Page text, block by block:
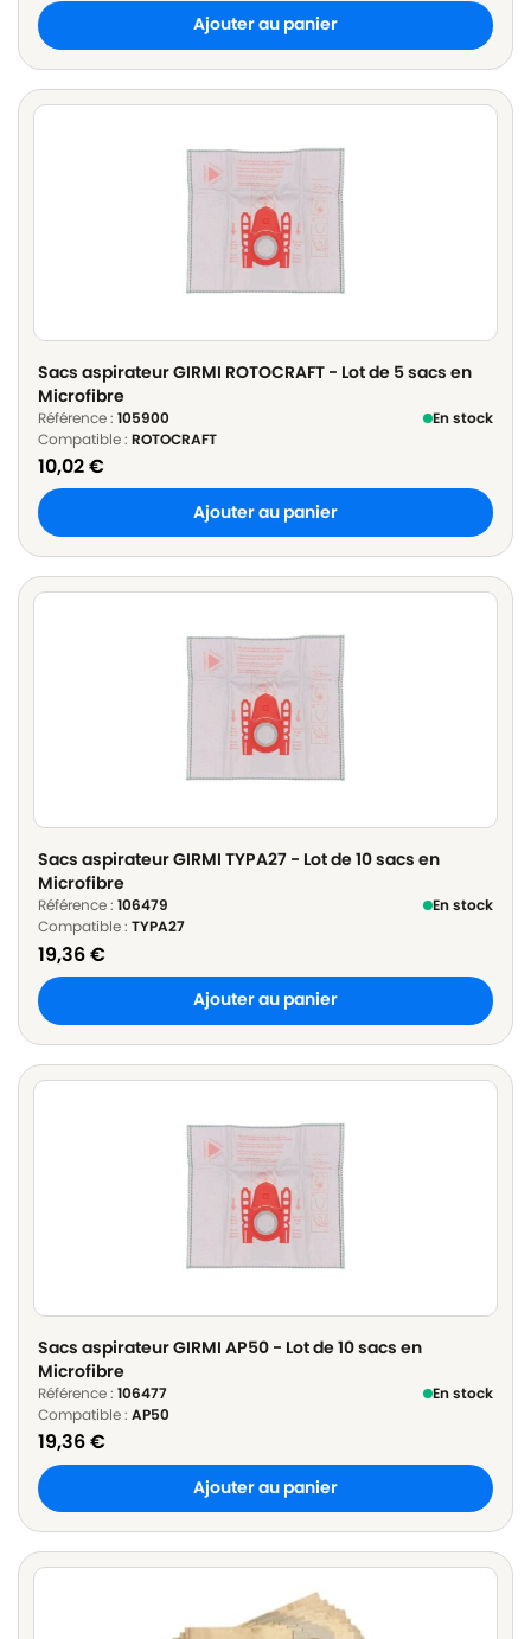
Ajouter au panier
Sacs aspirateur GIRMI ROTOCRAFT - Lot de 5 sacs en
Microfibre
Référence : 105900
En stock
Compatible : ROTOCRAFT
10,02€
Ajouter au panier
Sacs aspirateur GIRMI TYPA27 - Lot de 10 sacs en
Microfibre
Référence : 106479
En stock
Compatible : TYPA27
19,36€
Ajouter au panier
Sacs aspirateur GIRMI AP50 - Lot de 10 sacs en
Microfibre
Référence : 106477
En stock
Compatible : AP50
19,36€
Ajouter au panier